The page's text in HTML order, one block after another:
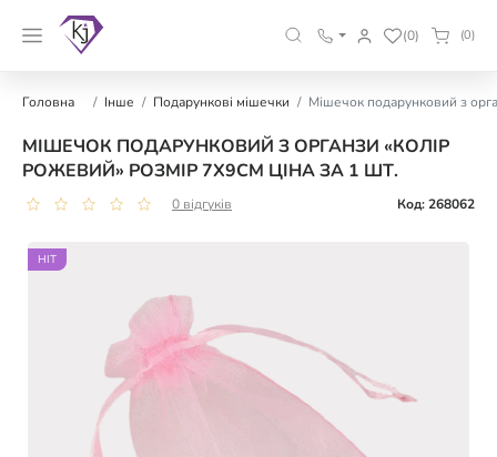
(0) (0)
Головна Інше Подарункові мішечки Мішечок подарунковий з
МІШЕЧОК ПОДАРУНКОВИЙ З ОРГАНЗИ «КОЛІР
РОЖЕВИЙ» РОЗМІР 7Х9СМ ЦІНА ЗА 1 ШТ.
0 відгуків Код: 268062
HIT